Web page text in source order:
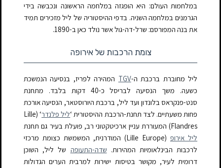
במלחמות העולם: היא הופגזה במלחמה הראשונה ונכבשה בידי
הגרמנים במלחמה השניה. בדפי ההיסטוריה של ליל מזכירים תמיד
את בנה המפורסם: שרל-דה-גול אשר נולד כאן ב-1890.
צומת הרכבות של אירופה
ליל מחוברת ברכבת ה-TGV המהירה לפריז, בנסיעה הנמשכת
כשעה. משך הנסיעה לבריסל כ-40 דקות בלבד. מתחנת
סנט-פנקראס בלונדון ועד ליל, ברכבת היורוסטאר, הנסיעה אורכת
פחות משעתיים. לצד תחנת-הרכבת ההיסטורית ‘ליל פלנדר
‘ (Lille
Flandres) המעוררת עניין ארכיטקטוני רב, פועלת בעיר גם תחנת
ליל אירופ
(Lille Europe) המודרנית, המשמשת כצומת מרכזי
לרכבות הבינלאומיות המהירות. שדה-התעופה של ליל, השוכן
דרומית לעיר, מקושר בטיסות ישירות למרבית הערים הגדולות